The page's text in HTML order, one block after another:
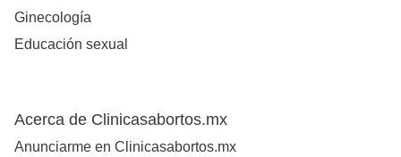
Ginecología
Educación sexual
Acerca de Clinicasabortos.mx
Anunciarme en Clinicasabortos.mx